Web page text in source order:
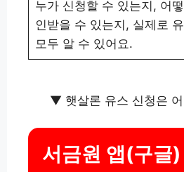
누가 신청할 수 있는지, 어
인받을 수 있는지, 실제로
모두 알 수 있어요.
▼ 햇살론 유스 신청은
서금원 앱(구글